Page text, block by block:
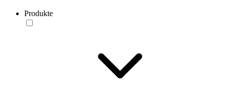
Produkte